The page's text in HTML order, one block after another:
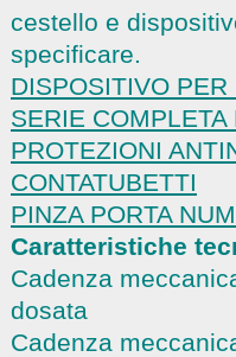
cestello e
specificare.
DISPOSITIVO PER
SERIE
PROTEZIONI
CONTATUBETTI
PINZA PORTA
Caratteristiche
Cadenza
dosata
Cadenza